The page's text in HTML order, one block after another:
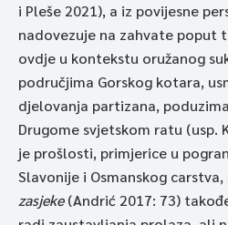
i Pleše 2021), a iz povijesne
nadovezuje na zahvate poput
ovdje u kontekstu oružanog
područjima Gorskog kotara,
djelovanja partizana,
Drugome svjetskom ratu (usp.
je prošlosti, primjerice u
Slavonije i Osmanskog
zasjeke(Andrić 2017: 73)